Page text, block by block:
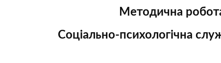
Методична
Соціально-психологічна